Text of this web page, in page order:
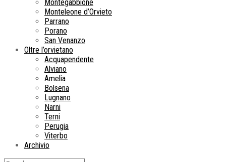
Montegabbione
Monteleone d’Orvieto
Parrano
Porano
San Venanzo
Oltre l’orvietano
Acquapendente
Alviano
Amelia
Bolsena
Lugnano
Narni
Terni
Perugia
Viterbo
Archivio